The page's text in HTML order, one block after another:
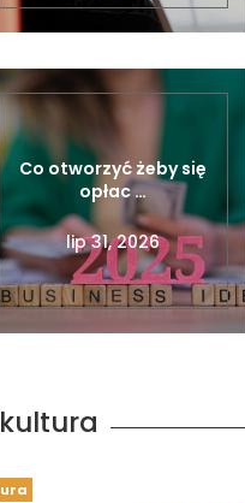
Co otworzyć żeby się
opłac …
lip 31, 2026